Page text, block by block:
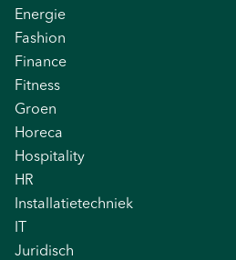
Energie
Fashion
Finance
Fitness
Groen
Horeca
Hospitality
HR
Installatietechniek
Juridisch